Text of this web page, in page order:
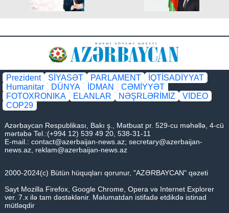
Prezident SİYASƏT PARLAMENT
İQTİSADİYYAT
Humanitar
DÜNYA İDMAN
CƏMİYYƏT
FOTOXRONIKA
ELANLAR NƏŞRLƏRİMİZ
VİDEO
COP29
Azərbaycan Respublikası, Bakı ş., Mətbuat pr. 529-cu məhəllə, 4-cü
mərtəbə Tel.:(+994 12) 539 49 20, 538-31-11
E-mail.: contact@azerbaijan-news.az; secretary@azerbaijan-
news.az, reklam@azerbaijan-news.az
2000-2024(c) Bütün hüquqları qorunur, "AZƏRBAYCAN" qəzeti
Sayt Mozilla Firefox, Google Chrome, Opera və Internet Explorer
ver. 7.x ilə tam dəstəklənir. Məlumatdan istifadə etdikdə istinad
mütləqdir